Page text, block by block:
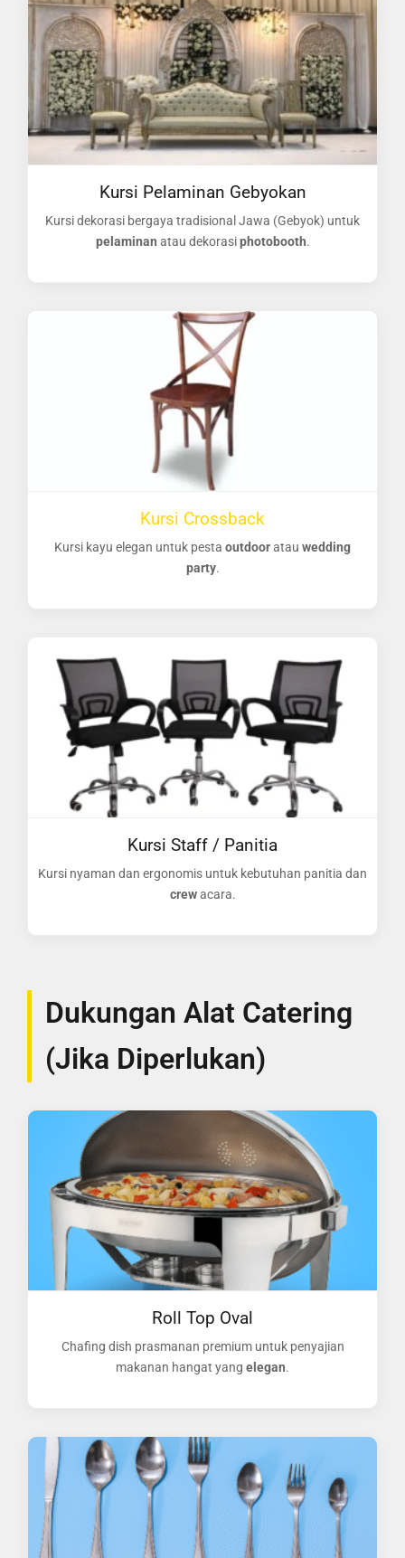
Kursi Pelaminan Gebyokan
Kursi dekorasi bergaya tradisional Jawa (Gebyok) untuk
pelaminan atau dekorasiphotobooth.
Kursi Crossback
Kursi kayu elegan untuk pesta outdooratau wedding
party.
Kursi Staff / Panitia
Kursi nyaman dan ergonomis untuk kebutuhan panitia dan
crewacara.
Dukungan Alat Catering
(Jika Diperlukan)
Roll Top Oval
Chafing dish prasmanan premium untuk penyajian
makanan hangat yang elegan.